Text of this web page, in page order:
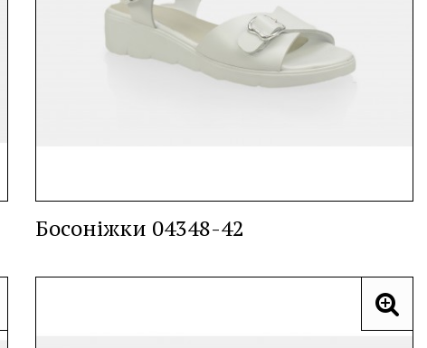
Босоніжки 04348-42